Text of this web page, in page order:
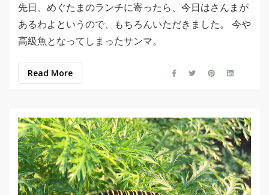
先日、めぐたまのランチに寄ったら、今日はさんまが
あるわよというので、もちろんいただきました。 今や
高級魚となってしまったサンマ。
Read More